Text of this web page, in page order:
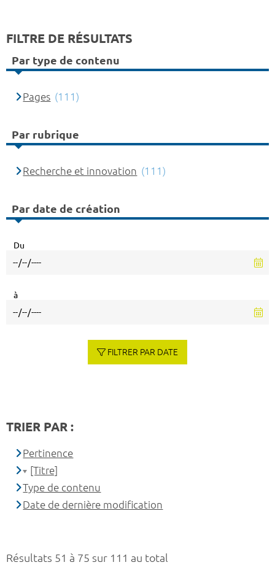
Résultats 51 à 75 sur 111 au total
FILTRE DE RÉSULTATS
Par type de contenu
Pages (111)
Par rubrique
Recherche et innovation (111)
Par date de création
Du
à
FILTRER PAR DATE
TRIER PAR :
Pertinence
[Titre]
Type de contenu
Date de dernière modification